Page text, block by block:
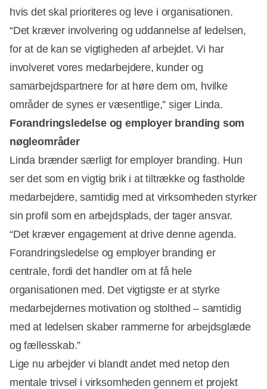
hvis det skal prioriteres og leve i organisationen.
“Det kræver involvering og uddannelse af ledelsen,
for at de kan se vigtigheden af arbejdet. Vi har
involveret vores medarbejdere, kunder og
samarbejdspartnere for at høre dem om, hvilke
områder de synes er væsentlige,” siger Linda.
Forandringsledelse og employer branding som
nøgleområder
Linda brænder særligt for employer branding. Hun
ser det som en vigtig brik i at tiltrække og fastholde
medarbejdere, samtidig med at virksomheden styrker
sin profil som en arbejdsplads, der tager ansvar.
“Det kræver engagement at drive denne agenda.
Forandringsledelse og employer branding er
centrale, fordi det handler om at få hele
organisationen med. Det vigtigste er at styrke
medarbejdernes motivation og stolthed – samtidig
med at ledelsen skaber rammerne for arbejdsglæde
og fællesskab.”
Lige nu arbejder vi blandt andet med netop den
mentale trivsel i virksomheden gennem et projekt